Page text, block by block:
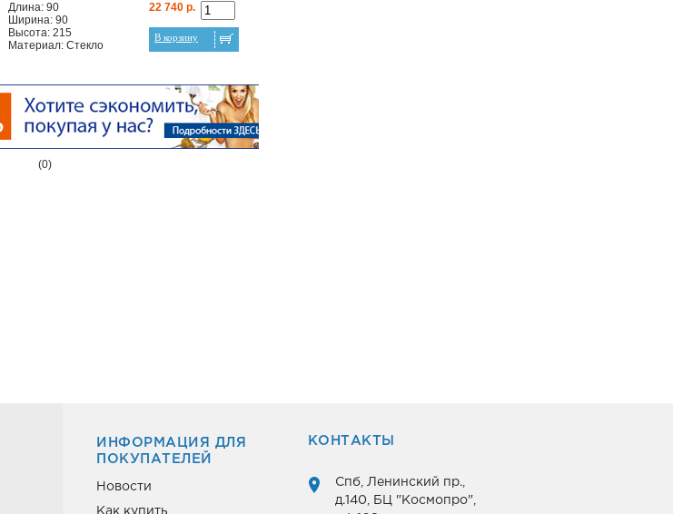
Длина: 90
Ширина: 90
Высота: 215
Материал: Стекло
22 740 р.
В корзину
(0)
ИНФОРМАЦИЯ ДЛЯ
ПОКУПАТЕЛЕЙ
Новости
Как купить
КОНТАКТЫ
Спб, Ленинский пр.,
д.140, БЦ "Космопро",